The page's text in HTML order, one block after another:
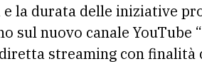
la durata delle iniziative
sul nuovo canale YouTube
streaming con finalità